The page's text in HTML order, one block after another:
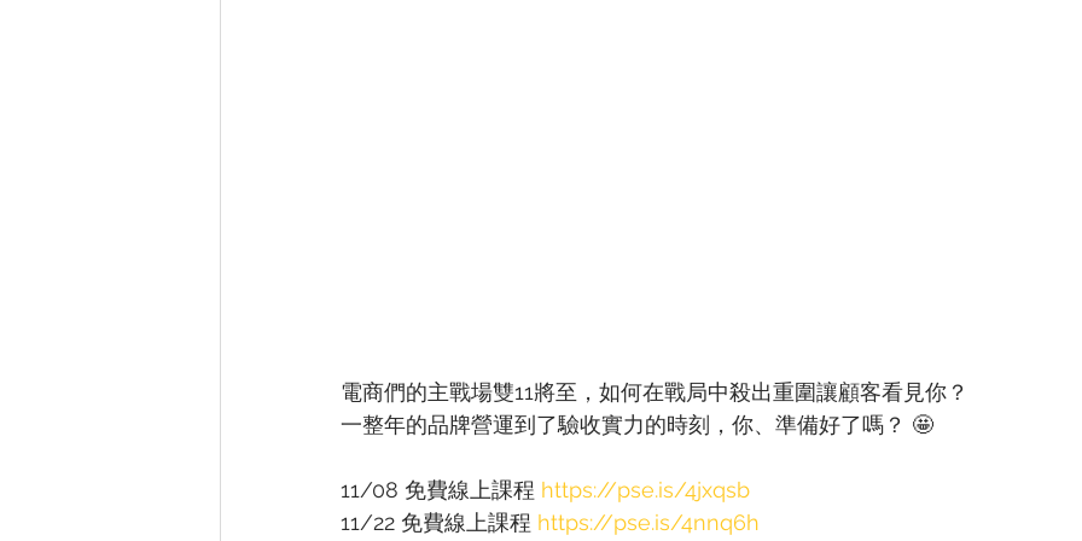
電商們的主戰場雙11將至，如何在戰局中殺出重圍讓顧客看見你？
一整年的品牌營運到了驗收實力的時刻，你、準備好了嗎？ 🤩
11/08 免費線上課程 https://pse.is/4jxqsb
11/22 免費線上課程 https://pse.is/4nnq6h